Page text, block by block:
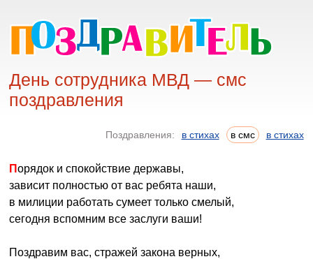
День сотрудника МВД — смс
поздравления
Поздравления: в стихах в смс в стихах
Порядок и спокойствие державы,
зависит полностью от вас ребята наши,
в милиции работать сумеет только смелый,
сегодня вспомним все заслуги ваши!
Поздравим вас, стражей закона верных,